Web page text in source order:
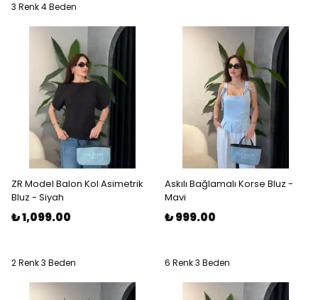
3 Renk 4 Beden
ZR Model Balon Kol Asimetrik
Bluz - Siyah
₺ 1,099.00
2 Renk 3 Beden
Askılı Bağlamalı Korse Bluz -
Mavi
₺ 999.00
6 Renk 3 Beden